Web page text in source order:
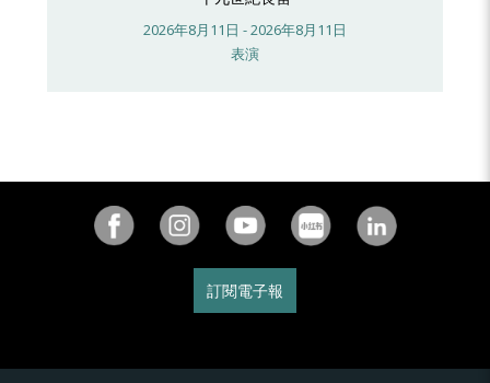
2026年8月11日 - 2026年8月11日
表演
訂閱電子報